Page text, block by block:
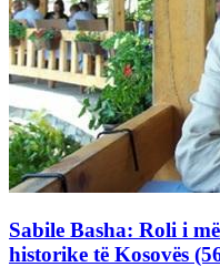
Sabile Basha: Roli i
historike të Kosovës